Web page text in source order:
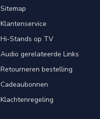
Sitemap
Klantenservice
Hi-Stands op TV
Audio gerelateerde Links
Retourneren bestelling
Cadeaubonnen
Klachtenregeling